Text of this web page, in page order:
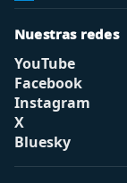
Nuestras redes
YouTube
Facebook
Instagram
X
Bluesky